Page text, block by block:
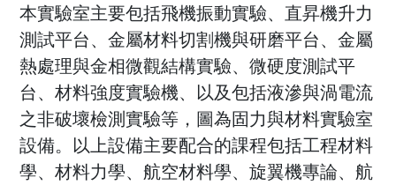
本實驗室主要包括飛機振動實驗、直昇機升力
測試平台、金屬材料切割機與研磨平台、金屬
熱處理與金相微觀結構實驗、微硬度測試平
台、材料強度實驗機、以及包括液滲與渦電流
之非破壞檢測實驗等，圖為固力與材料實驗室
設備。以上設備主要配合的課程包括工程材料
學、材料力學、航空材料學、旋翼機專論、航